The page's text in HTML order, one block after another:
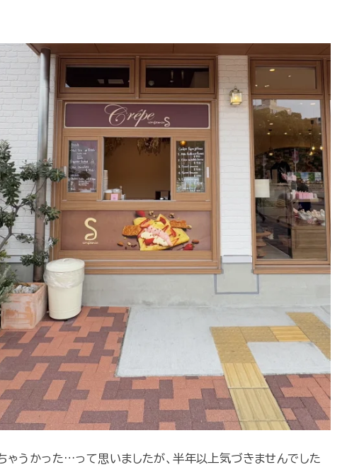
ゃうかった…って思いましたが、半年以上気づきませんでした